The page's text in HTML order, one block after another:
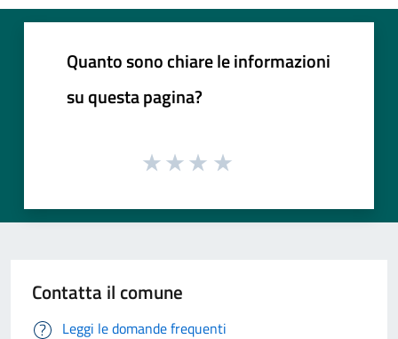
Quanto sono chiare le informazioni
su questa pagina?
Contatta il comune
Leggi le domande frequenti